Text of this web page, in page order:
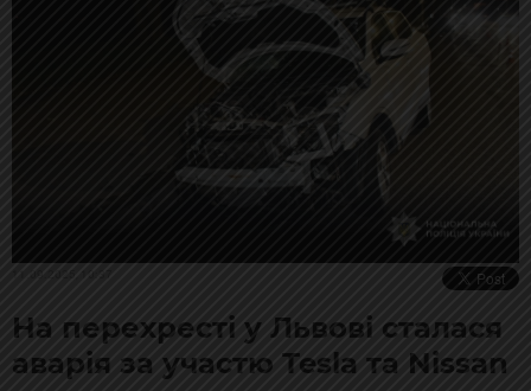
На перехресті у Львові сталася
аварія за участю Tesla та Nissan